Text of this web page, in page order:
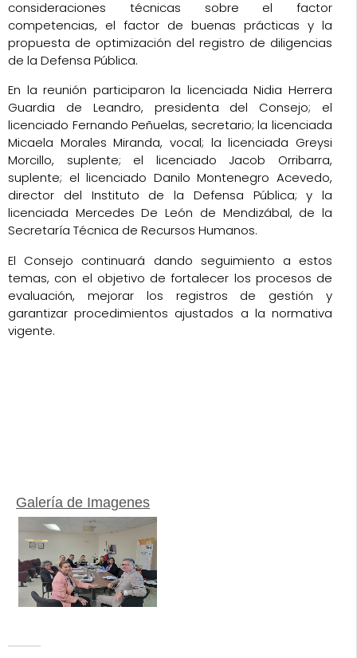
consideraciones técnicas sobre el factor
competencias, el factor de buenas prácticas y la
propuesta de optimización del registro de diligencias
de la Defensa Pública.
En la reunión participaron la licenciada Nidia Herrera
Guardia de Leandro, presidenta del Consejo; el
licenciado Fernando Peñuelas, secretario; la licenciada
Micaela Morales Miranda, vocal; la licenciada Greysi
Morcillo, suplente; el licenciado Jacob Orribarra,
suplente; el licenciado Danilo Montenegro Acevedo,
director del Instituto de la Defensa Pública; y la
licenciada Mercedes De León de Mendizábal, de la
Secretaría Técnica de Recursos Humanos.
El Consejo continuará dando seguimiento a estos
temas, con el objetivo de fortalecer los procesos de
evaluación, mejorar los registros de gestión y
garantizar procedimientos ajustados a la normativa
vigente.
Galería de Imagenes